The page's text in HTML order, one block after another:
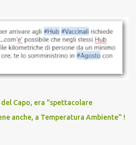
mai sentito parlare di ricompense,
Non avevamo mai visto
non l’hanno fatto. Se non sei stato
cercato di farti sentire una
mai visto un vaccino che minacci le
i mezzi di sussistenza, il lavoro o la
un vaccino che permettesse a un
dei genitori. Dopo tutti i vaccini
Capo, era "spettacolare
anche, a Temperatura Ambiente" !